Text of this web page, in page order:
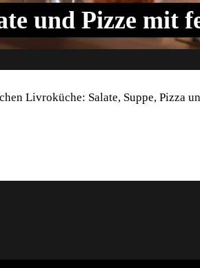
und Pizze mit
Livroküche: Salate, Suppe, Pizza